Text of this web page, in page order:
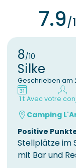
7.9/
8/10
Silke
Geschrieben am
1 t Avec votre
Camping
Positive
Stellplätze im
mit Bar und